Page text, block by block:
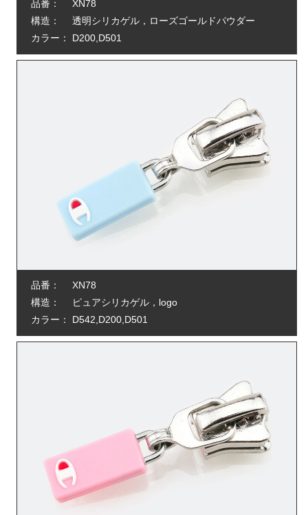
品番：
XN78
構造：
透明シリカゲル，ローズゴールドパウダー
カラー：
D200,D501
品番：
XN78
構造：
ピュアシリカゲル，logo
カラー：
D542,D200,D501